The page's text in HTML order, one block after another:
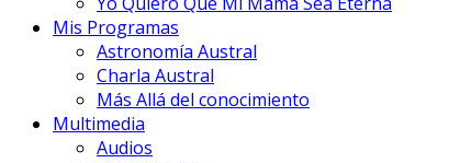
Mis Programas
Astronomía Austral
Charla Austral
Más Allá del conocimiento
Multimedia
Audios